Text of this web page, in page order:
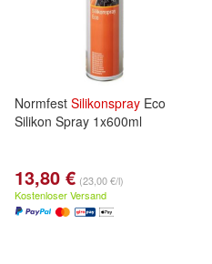
Normfest Silikonspray Eco
Silikon Spray 1x600ml
13,80 € (23,00 €/l)
Kostenloser Versand